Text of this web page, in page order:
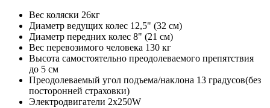
Вес коляски 26кг
Диаметр ведущих колес 12,5" (32 см)
Диаметр передних колес 8" (21 см)
Вес перевозимого человека 130 кг
Высота самостоятельно преодолеваемого препятствия
до 5 см
Преодолеваемый угол подъема/наклона 13 градусов(без
посторонней страховки)
Электродвигатели 2х250W